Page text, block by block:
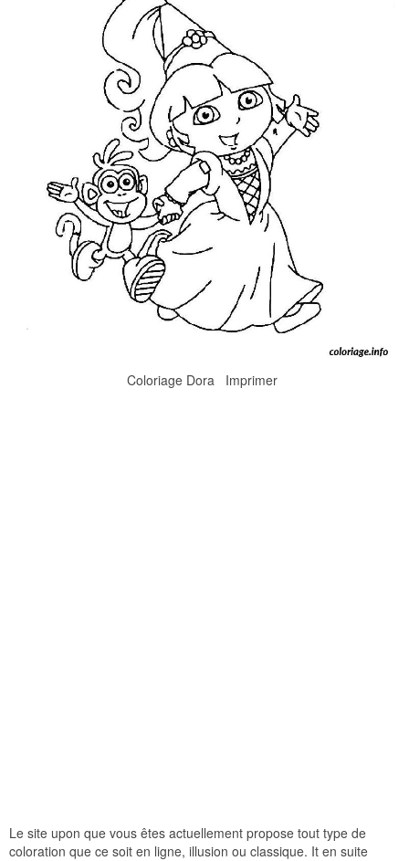
Coloriage Dora Imprimer
Le site upon que vous êtes actuellement propose tout type de
coloration que ce soit en ligne, illusion ou classique. It en suite